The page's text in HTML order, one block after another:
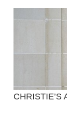
CHRISTIE’S